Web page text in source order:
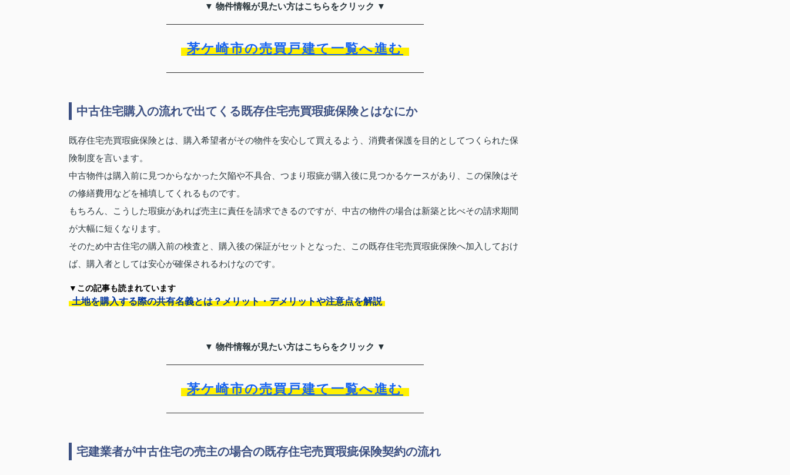
▼ 物件情報が見たい方はこちらをクリック ▼
茅ケ崎市の売買戸建て一覧へ進む
中古住宅購入の流れで出てくる既存住宅売買瑕疵保険とはなにか
既存住宅売買瑕疵保険とは、購入希望者がその物件を安心して買えるよう、消費者保護を目的としてつくられた保
険制度を言います。
中古物件は購入前に見つからなかった欠陥や不具合、つまり瑕疵が購入後に見つかるケースがあり、この保険はそ
の修繕費用などを補填してくれるものです。
もちろん、こうした瑕疵があれば売主に責任を請求できるのですが、中古の物件の場合は新築と比べその請求期間
が大幅に短くなります。
そのため中古住宅の購入前の検査と、購入後の保証がセットとなった、この既存住宅売買瑕疵保険へ加入しておけ
ば、購入者としては安心が確保されるわけなのです。
▼この記事も読まれています
土地を購入する際の共有名義とは？メリット・デメリットや注意点を解説
▼ 物件情報が見たい方はこちらをクリック ▼
茅ケ崎市の売買戸建て一覧へ進む
宅建業者が中古住宅の売主の場合の既存住宅売買瑕疵保険契約の流れ